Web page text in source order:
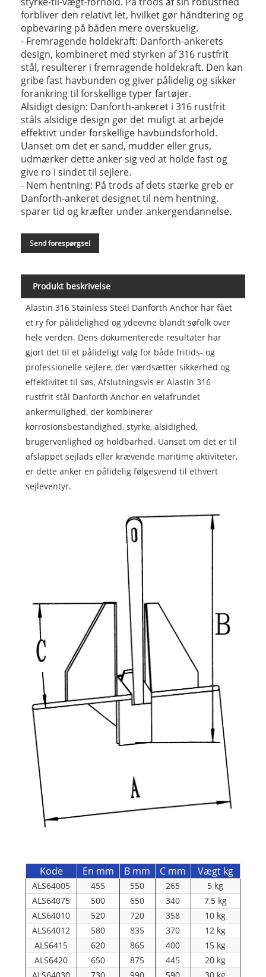
forbliver den relativt let, hvilket gør håndtering og
opbevaring på båden mere overskuelig.
- Fremragende holdekraft: Danforth-ankerets
design, kombineret med styrken af ​​316 rustfrit
stål, resulterer i fremragende holdekraft. Den kan
gribe fast havbunden og giver pålidelig og sikker
forankring til forskellige typer fartøjer.
Alsidigt design: Danforth-ankeret i 316 rustfrit
ståls alsidige design gør det muligt at arbejde
effektivt under forskellige havbundsforhold.
Uanset om det er sand, mudder eller grus,
udmærker dette anker sig ved at holde fast og
give ro i sindet til sejlere.
- Nem hentning: På trods af dets stærke greb er
Danforth-ankeret designet til nem hentning.
sparer tid og kræfter under ankergendannelse.
Send forespørgsel
Produkt beskrivelse
Alastin 316 Stainless Steel Danforth Anchor har fået
et ry for pålidelighed og ydeevne blandt søfolk over
hele verden. Dens dokumenterede resultater har
gjort det til et pålideligt valg for både fritids- og
professionelle sejlere, der værdsætter sikkerhed og
effektivitet til søs. Afslutningsvis er Alastin 316
rustfrit stål Danforth Anchor en velafrundet
ankermulighed, der kombinerer
korrosionsbestandighed, styrke, alsidighed,
brugervenlighed og holdbarhed. Uanset om det er til
afslappet sejlads eller krævende maritime aktiviteter,
er dette anker en pålidelig følgesvend til ethvert
sejleventyr.
Kode En mm B mm C mm Vægt kg
ALS64005 455 550 265
5 kg
ALS64075
500 650 340
7,5 kg
ALS64010
520 720 358
10 kg
ALS64012
580 835 370
12 kg
ALS6415
620 865 400
15 kg
ALS6420
650 875 445
20 kg